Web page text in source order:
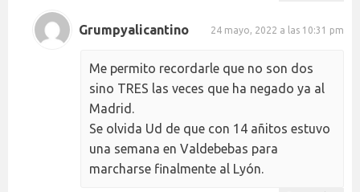
Grumpyalicantino 24 mayo, 2022 a las 10:31 pm
Me permito recordarle que no son dos
sino TRES las veces que ha negado ya al
Madrid.
Se olvida Ud de que con 14 añitos estuvo
una semana en Valdebebas para
marcharse finalmente al Lyón.